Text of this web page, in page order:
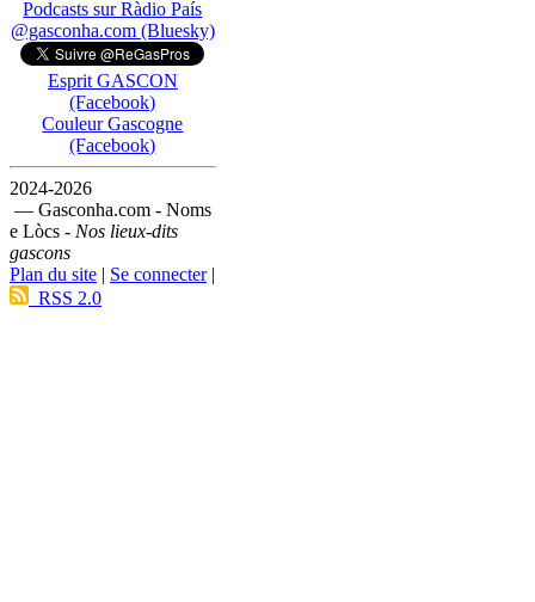
Podcasts sur Ràdio País
@gasconha.com (Bluesky)
Esprit GASCON
(Facebook)
Couleur Gascogne
(Facebook)
2024-2026
— Gasconha.com - Noms
e Lòcs - Nos lieux-dits
gascons
Plan du site | Se connecter|
RSS 2.0